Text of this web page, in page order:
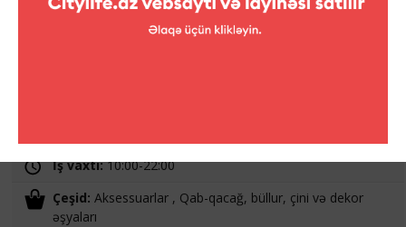
Coincasa
İş vaxtı:10:00-22:00
Çeşid: Aksessuarlar , Qab-qacağ, büllur, çini və dekor
əşyaları